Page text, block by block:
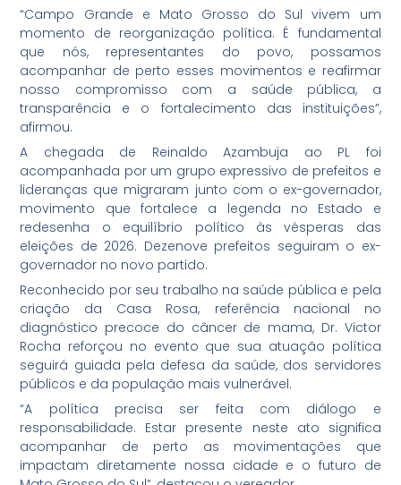
“Campo Grande e Mato Grosso do Sul vivem um
momento de reorganização política. É fundamental
que nós, representantes do povo, possamos
acompanhar de perto esses movimentos e reafirmar
nosso compromisso com a saúde pública, a
transparência e o fortalecimento das instituições”,
afirmou.
A chegada de Reinaldo Azambuja ao PL foi
acompanhada por um grupo expressivo de prefeitos e
lideranças que migraram junto com o ex-governador,
movimento que fortalece a legenda no Estado e
redesenha o equilíbrio político às vésperas das
eleições de 2026. Dezenove prefeitos seguiram o ex-
governador no novo partido.
Reconhecido por seu trabalho na saúde pública e pela
criação da Casa Rosa, referência nacional no
diagnóstico precoce do câncer de mama, Dr. Victor
Rocha reforçou no evento que sua atuação política
seguirá guiada pela defesa da saúde, dos servidores
públicos e da população mais vulnerável.
“A política precisa ser feita com diálogo e
responsabilidade. Estar presente neste ato significa
acompanhar de perto as movimentações que
impactam diretamente nossa cidade e o futuro de